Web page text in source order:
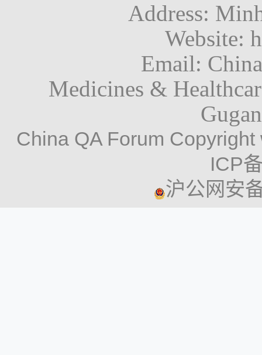
Address:
Website:
Email:
Medicines &
China QA Forum
ICP
沪公网安